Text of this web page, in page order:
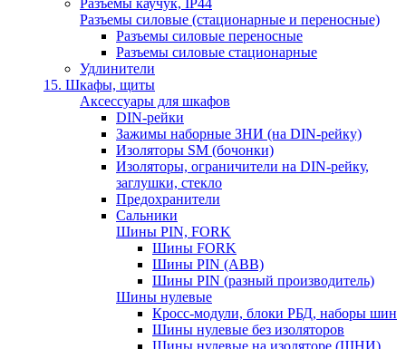
Разъемы каучук, IP44
Разъемы силовые (стационарные и переносные)
Разъемы силовые переносные
Разъемы силовые стационарные
Удлинители
15. Шкафы, щиты
Аксессуары для шкафов
DIN-рейки
Зажимы наборные ЗНИ (на DIN-рейку)
Изоляторы SM (бочонки)
Изоляторы, ограничители на DIN-рейку,
заглушки, стекло
Предохранители
Сальники
Шины PIN, FORK
Шины FORK
Шины PIN (АВВ)
Шины PIN (разный производитель)
Шины нулевые
Кросс-модули, блоки РБД, наборы шин
Шины нулевые без изоляторов
Шины нулевые на изоляторе (ШНИ)